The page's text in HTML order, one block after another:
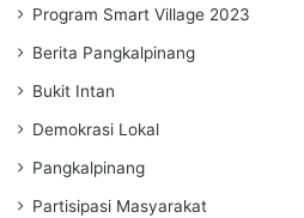
Program Smart Village 2023
Berita Pangkalpinang
Bukit Intan
Demokrasi Lokal
Pangkalpinang
Partisipasi Masyarakat